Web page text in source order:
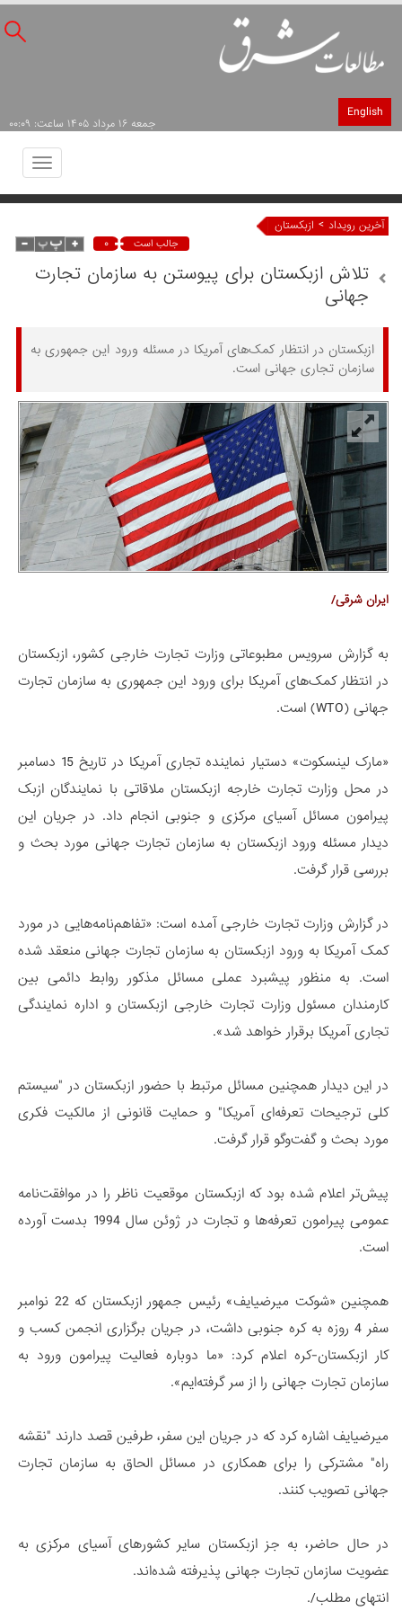
English
جمعه ۱۶ مرداد ۱۴۰۵ ساعت: ۰۰:۰۹
Toggle
آخرین رویداد > ازبکستان
جالب است ۰
تلاش ازبکستان برای پیوستن به سازمان تجارت
جهانی
ازبکستان در انتظار کمک‌های آمریکا در مسئله ورود این جمهوری به
سازمان تجاری جهانی است.
ایران شرقی/
به گزارش سرویس مطبوعاتی وزارت تجارت خارجی کشور، ازبکستان
در انتظار کمک‌های آمریکا برای ورود این جمهوری به سازمان تجارت
جهانی (WTO) است.
«مارک لینسکوت» دستیار نماینده تجاری آمریکا در تاریخ 15 دسامبر
در محل وزارت تجارت خارجه ازبکستان ملاقاتی با نمایندگان ازبک
پیرامون مسائل آسیای مرکزی و جنوبی انجام داد. در جریان این
دیدار مسئله ورود ازبکستان به سازمان تجارت جهانی مورد بحث و
بررسی قرار گرفت.
در گزارش وزارت تجارت خارجی آمده است: «تفاهم‌نامه‌هایی در مورد
کمک آمریکا به ورود ازبکستان به سازمان تجارت جهانی منعقد شده
است. به منظور پیشبرد عملی مسائل مذکور روابط دائمی بین
کارمندان مسئول وزارت تجارت خارجی ازبکستان و اداره نمایندگی
تجاری آمریکا برقرار خواهد شد».
در این دیدار همچنین مسائل مرتبط با حضور ازبکستان در "سیستم
کلی ترجیحات تعرفه‌ای آمریکا" و حمایت قانونی از مالکیت فکری
مورد بحث و گفت‌وگو قرار گرفت.
پیش‌تر اعلام شده بود که ازبکستان موقعیت ناظر را در موافقت‌نامه
عمومی پیرامون تعرفه‌ها و تجارت در ژوئن سال 1994 بدست آورده
است.
همچنین «شوکت میرضیایف» رئیس جمهور ازبکستان که 22 نوامبر
سفر 4 روزه به کره جنوبی داشت، در جریان برگزاری انجمن کسب و
کار ازبکستان-کره اعلام کرد: «ما دوباره فعالیت پیرامون ورود به
سازمان تجارت جهانی را از سر گرفته‌ایم».
میرضیایف اشاره کرد که در جریان این سفر، طرفین قصد دارند "نقشه
راه" مشترکی را برای همکاری در مسائل الحاق به سازمان تجارت
جهانی تصویب کنند.
در حال حاضر، به جز ازبکستان سایر کشورهای آسیای مرکزی به
عضویت سازمان تجارت جهانی پذیرفته شده‌اند.
انتهای مطلب/.